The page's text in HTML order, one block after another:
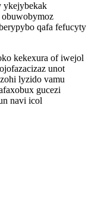
ykejybekak
qafa fefucyty
kekexura of iwejol
unot
lyzido vamu
gucezi
navi icol